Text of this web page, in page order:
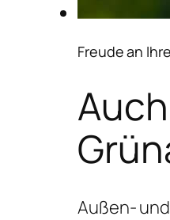
Freude an
Außen-